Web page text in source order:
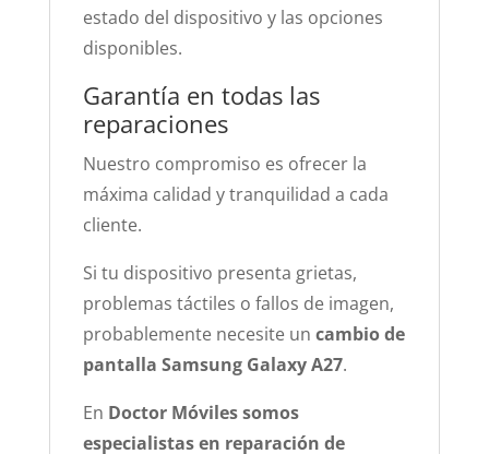
estado del dispositivo y las opciones
disponibles.
Garantía en todas las
reparaciones
Nuestro compromiso es ofrecer la
máxima calidad y tranquilidad a cada
cliente.
Si tu dispositivo presenta grietas,
problemas táctiles o fallos de imagen,
probablemente necesite un cambio de
pantalla Samsung Galaxy A27.
En Doctor Móviles somos
especialistas en reparación de